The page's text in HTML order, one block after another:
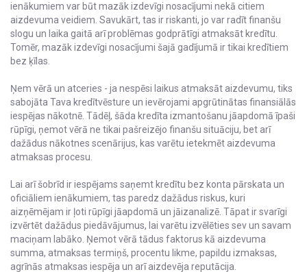
ienākumiem var būt mazāk izdevīgi nosacījumi nekā citiem
aizdevuma veidiem. Savukārt, tas ir riskanti, jo var radīt finanšu
slogu un laika gaitā arī problēmas godprātīgi atmaksāt kredītu.
Tomēr, mazāk izdevīgi nosacījumi šajā gadījumā ir tikai kredītiem
bez ķīlas.
Ņem vērā un atceries - ja nespēsi laikus atmaksāt aizdevumu, tiks
sabojāta Tava kredītvēsture un ievērojami apgrūtinātas finansiālās
iespējas nākotnē. Tādēļ, šāda kredīta izmantošanu jāapdomā īpaši
rūpīgi, ņemot vērā ne tikai pašreizējo finanšu situāciju, bet arī
dažādus nākotnes scenārijus, kas varētu ietekmēt aizdevuma
atmaksas procesu.
Lai arī šobrīd ir iespējams saņemt kredītu bez konta pārskata un
oficiāliem ienākumiem, tas paredz dažādus riskus, kuri
aizņēmējam ir ļoti rūpīgi jāapdomā un jāizanalizē. Tāpat ir svarīgi
izvērtēt dažādus piedāvājumus, lai varētu izvēlēties sev un savam
maciņam labāko. Ņemot vērā tādus faktorus kā aizdevuma
summa, atmaksas termiņš, procentu likme, papildu izmaksas,
agrīnās atmaksas iespēja un arī aizdevēja reputācija.